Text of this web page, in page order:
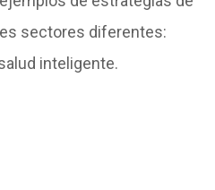
sectores diferentes:
inteligente.